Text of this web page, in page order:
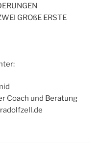
GROßE ERSTE
Coach und Beratung